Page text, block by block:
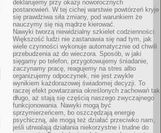
deklarujemy przy okazji noworocznych
postanowień. W tej cichej warstwie powtórzeń kryje
się prawdziwa siła zmiany, pod warunkiem że
nauczymy się nią mądrze kierować.
Nawyki tworzą niewidzialny szkielet codzienności.
Większość ludzi nie zastanawia się nad tym, jak
wiele czynności wykonuje automatycznie od chwili
przebudzenia aż do wieczora. Sposób, w jaki
sięgamy po telefon, przygotowujemy śniadanie,
zaczynamy pracę, reagujemy na stres albo
organizujemy odpoczynek, nie jest zwykle
wynikiem każdorazowej świadomej decyzji. To
raczej efekt powtarzania określonych zachowań tak
długo, aż stają się częścią naszego zwyczajnego
funkcjonowania. Nawyki mogą być
sprzymierzeńcem, bo oszczędzają energię
psychiczną, ale mogą też działać przeciwko nam,
jeśli utrwalają działania niekorzystne i trudne do